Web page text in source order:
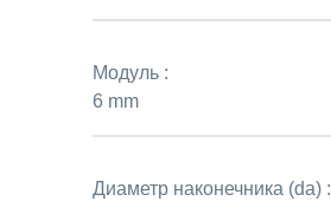
Модуль :
6 mm
Диаметр наконечника (da) :